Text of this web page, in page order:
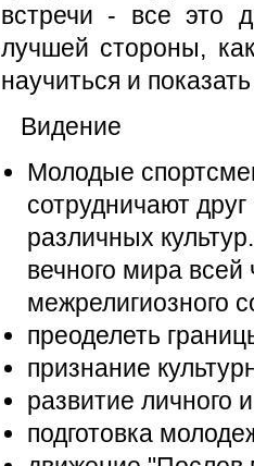
встречи - все это
лучшей стороны,
научиться и
Видение
Молодые
сотрудничают
различных
вечного мира всей
межрелигиозного
преоделеть
признание
развитие личного
подготовка